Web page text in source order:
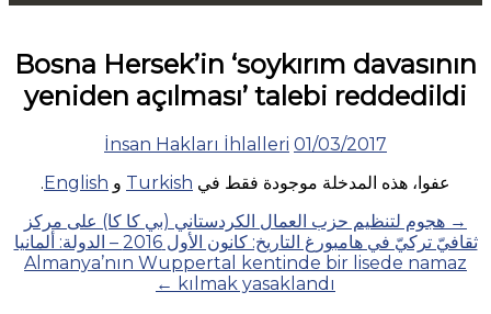
Bosna Hersek’in ‘soykırım davasının
yeniden açılması’ talebi reddedildi
01/03/2017
İnsan Hakları İhlalleri
عفوا، هذه المدخلة موجودة فقط في Turkish و English
.
Posts
navigation
→ هجوم لتنظيم حزب العمال الكردستاني (بي كا كا) على مركز
ثقافيّ تركيّ في هامبورغ التاريخ: كانون الأول 2016 – الدولة: ألمانيا
Almanya’nın Wuppertal kentinde bir lisede namaz
kılmak yasaklandı
←